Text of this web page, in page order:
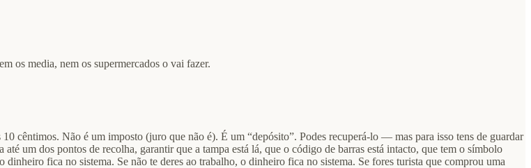
os media, nem os supermercados o vai fazer.
cêntimos. Não é um imposto (juro que não é). É um “depósito”. Podes recuperá-lo — mas para isso tens de guardar
um dos pontos de recolha, garantir que a tampa está lá, que o código de barras está intacto, que tem o símbolo
fica no sistema. Se não te deres ao trabalho, o dinheiro fica no sistema. Se fores turista que comprou uma